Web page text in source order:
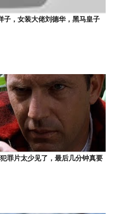
子，女装大佬刘德华，黑马皇子
罪片太少见了，最后几分钟真要